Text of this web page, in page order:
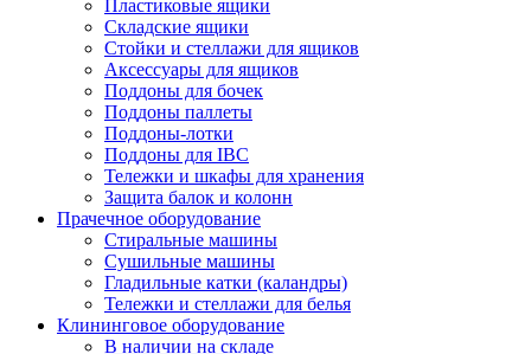
Пластиковые ящики
Складские ящики
Стойки и стеллажи для ящиков
Аксессуары для ящиков
Поддоны для бочек
Поддоны паллеты
Поддоны-лотки
Поддоны для IBC
Тележки и шкафы для хранения
Защита балок и колонн
Прачечное оборудование
Стиральные машины
Сушильные машины
Гладильные катки (каландры)
Тележки и стеллажи для белья
Клининговое оборудование
В наличии на складе